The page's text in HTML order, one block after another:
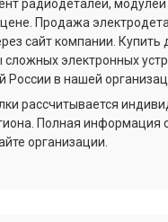
радиодеталей, модулей
Продажа
сайт компании. Купить
сложных электронных
России в нашей
рассчитывается
Полная информация
организации.